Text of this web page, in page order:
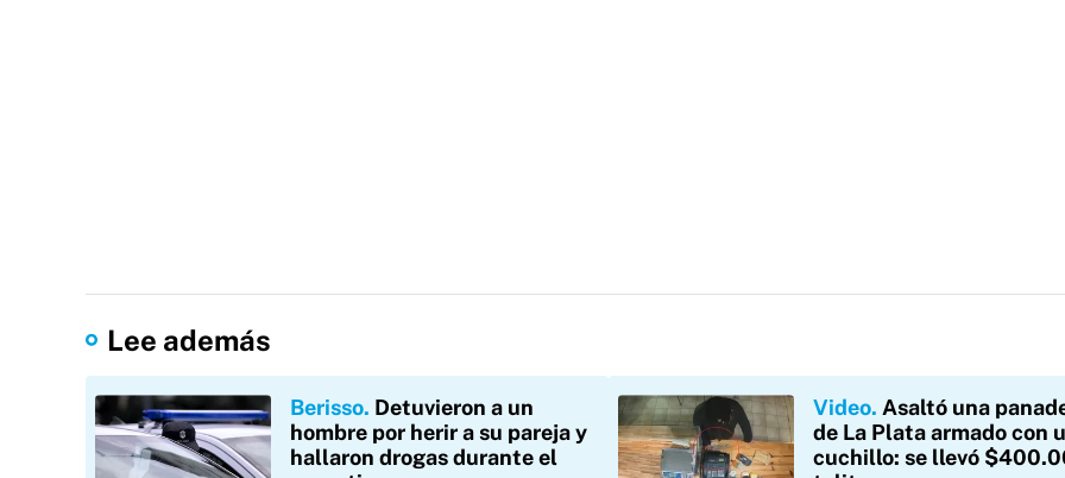
Lee además
Berisso Detuvieron a un
hombre por herir a su pareja y
hallaron drogas durante el
Video Asaltó una
de La Plata armado con
cuchillo: se llevó